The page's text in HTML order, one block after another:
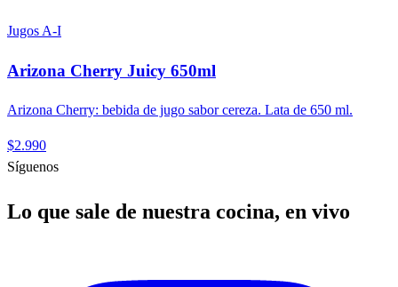
Jugos A-I
Arizona Cherry Juicy 650ml
Arizona Cherry: bebida de jugo sabor cereza. Lata de 650 ml.
$2.990
Síguenos
Lo que sale de nuestra cocina, en vivo